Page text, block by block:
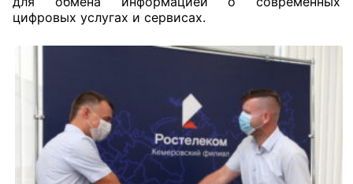
Комиссии
Экспертный совет ОП КО
Совет ОП КО
Общественный штаб
Члены ОП КО
цифровых услугах и сервисах.